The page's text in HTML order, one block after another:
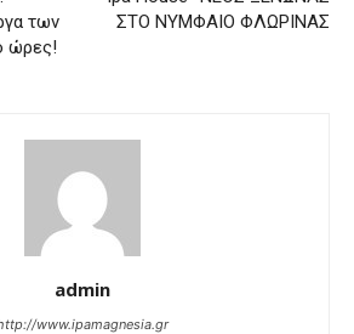
των
ώρες!
ΣΤΟ ΝΥΜΦΑΙΟ ΦΛΩΡΙΝΑΣ
admin
www.ipamagnesia.gr